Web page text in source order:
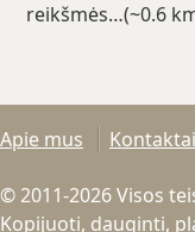
reikšmės…(~0.6
Apie mus Kontaktai
© 2011-2026 Visos
Kopijuoti, dauginti,